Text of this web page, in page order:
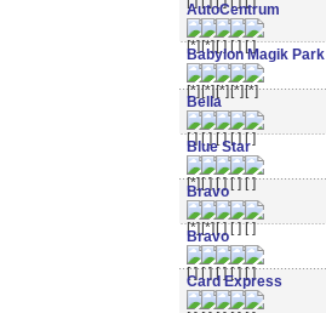
AutoCentrum
Babylon Magik Park
Bella
Blue Star
Bravo
Bravo
Card Express